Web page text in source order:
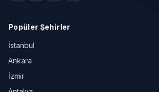
Popüler Şehirler
İstanbul
Ankara
İzmir